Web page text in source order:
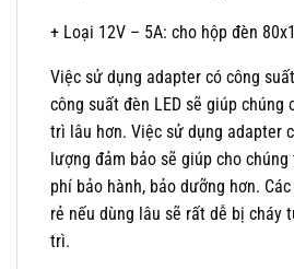
+ Loại 12V – 5A: cho hộp đèn
Việc sử dụng adapter có công
công suất đèn LED sẽ giúp chúng
trì lâu hơn. Việc sử dụng adapter
lượng đảm bảo sẽ giúp cho
phí bảo hành, bảo dưỡng hơn.
rẻ nếu dùng lâu sẽ rất dễ bị cháy
trì.